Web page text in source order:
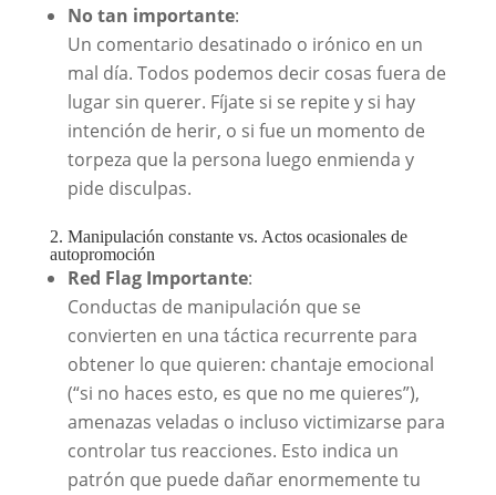
No tan importante:
Un comentario desatinado o irónico en un
mal día. Todos podemos decir cosas fuera de
lugar sin querer. Fíjate si se repite y si hay
intención de herir, o si fue un momento de
torpeza que la persona luego enmienda y
pide disculpas.
2. Manipulación constante vs. Actos ocasionales de
autopromoción
Red Flag Importante:
Conductas de manipulación que se
convierten en una táctica recurrente para
obtener lo que quieren: chantaje emocional
(“si no haces esto, es que no me quieres”),
amenazas veladas o incluso victimizarse para
controlar tus reacciones. Esto indica un
patrón que puede dañar enormemente tu